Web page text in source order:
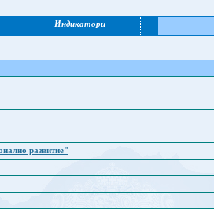
Индикатори
развитие"